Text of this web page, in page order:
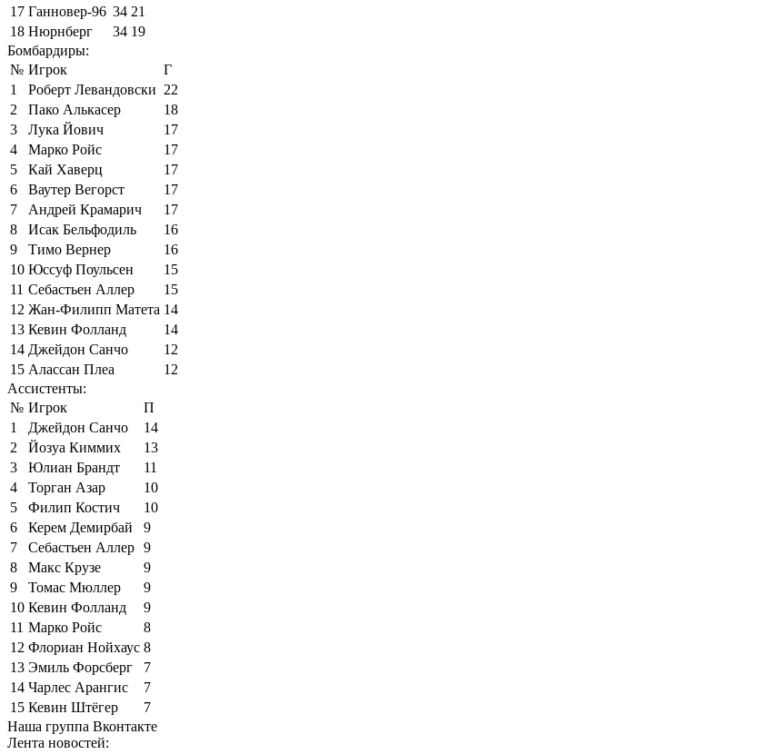
17 Ганновер-96 34 21
18 Нюрнберг 34 19
Бомбардиры:
№ Игрок
Г
1
Роберт Левандовски 22
2
Пако Алькасер
18
3
Лука Йович
17
4
Марко Ройс
17
5
Кай Хаверц
17
6
Ваутер Вегорст
17
7
Андрей Крамарич
17
8
Исак Бельфодиль
16
9
Тимо Вернер
16
10 Юссуф Поульсен
15
11 Себастьен Аллер
15
12 Жан-Филипп Матета 14
13 Кевин Фолланд
14
14 Джейдон Санчо
12
15 Алассан Плеа
12
Ассистенты:
№ Игрок
П
1
Джейдон Санчо
14
2
Йозуа Киммих
13
3
Юлиан Брандт
11
4
Торган Азар
10
5
Филип Костич
10
6
Керем Демирбай
9
7
Себастьен Аллер 9
8
Макс Крузе
9
9
Томас Мюллер
9
10 Кевин Фолланд
9
11 Марко Ройс
8
12 Флориан Нойхаус 8
13 Эмиль Форсберг
7
14 Чарлес Арангис
7
15 Кевин Штёгер
7
Наша группа Вконтакте
Лента новостей: